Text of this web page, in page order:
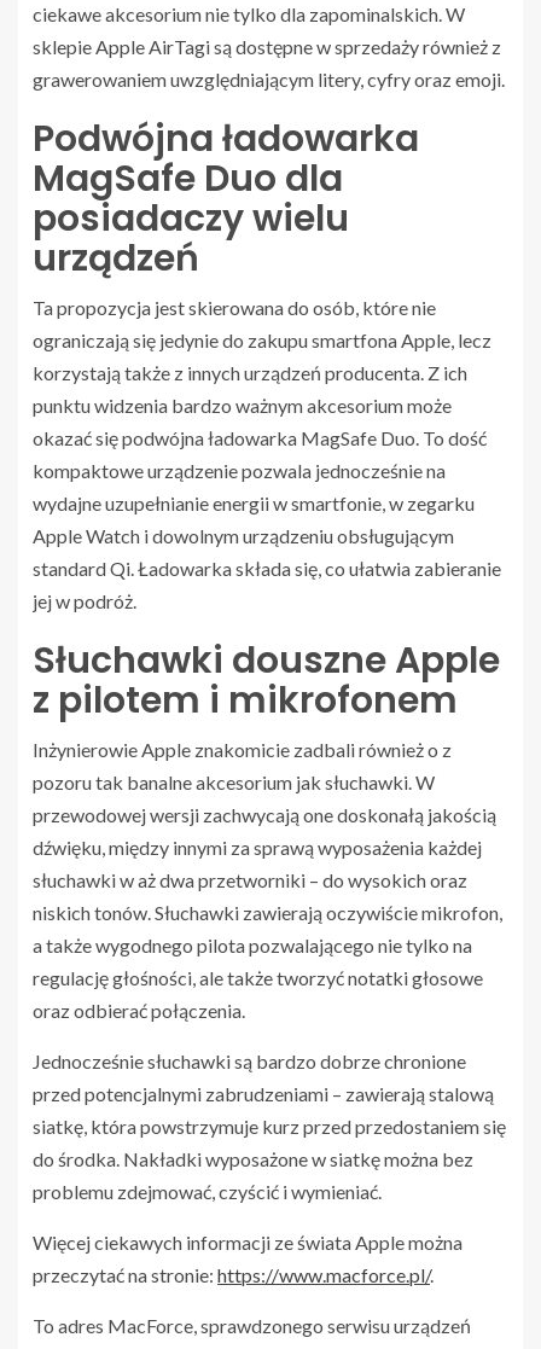
ciekawe akcesorium nie tylko dla zapominalskich. W
sklepie Apple AirTagi są dostępne w sprzedaży również z
grawerowaniem uwzględniającym litery, cyfry oraz emoji.
Podwójna ładowarka
MagSafe Duo dla
posiadaczy wielu
urządzeń
Ta propozycja jest skierowana do osób, które nie
ograniczają się jedynie do zakupu smartfona Apple, lecz
korzystają także z innych urządzeń producenta. Z ich
punktu widzenia bardzo ważnym akcesorium może
okazać się podwójna ładowarka MagSafe Duo. To dość
kompaktowe urządzenie pozwala jednocześnie na
wydajne uzupełnianie energii w smartfonie, w zegarku
Apple Watch i dowolnym urządzeniu obsługującym
standard Qi. Ładowarka składa się, co ułatwia zabieranie
jej w podróż.
Słuchawki douszne Apple
z pilotem i mikrofonem
Inżynierowie Apple znakomicie zadbali również o z
pozoru tak banalne akcesorium jak słuchawki. W
przewodowej wersji zachwycają one doskonałą jakością
dźwięku, między innymi za sprawą wyposażenia każdej
słuchawki w aż dwa przetworniki – do wysokich oraz
niskich tonów. Słuchawki zawierają oczywiście mikrofon,
a także wygodnego pilota pozwalającego nie tylko na
regulację głośności, ale także tworzyć notatki głosowe
oraz odbierać połączenia.
Jednocześnie słuchawki są bardzo dobrze chronione
przed potencjalnymi zabrudzeniami – zawierają stalową
siatkę, która powstrzymuje kurz przed przedostaniem się
do środka. Nakładki wyposażone w siatkę można bez
problemu zdejmować, czyścić i wymieniać.
Więcej ciekawych informacji ze świata Apple można
przeczytać na stronie: https://www.macforce.pl/.
To adres MacForce, sprawdzonego serwisu urządzeń